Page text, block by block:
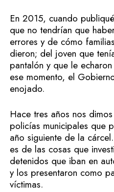
En 2015, cuando
que no tendrían que
errores y de cómo
dieron; del joven que
pantalón y que le
ese momento, el
enojado.
Hace tres años nos
policías municipales que
año siguiente de la
es de las cosas que
detenidos que iban en
y los presentaron como
víctimas.